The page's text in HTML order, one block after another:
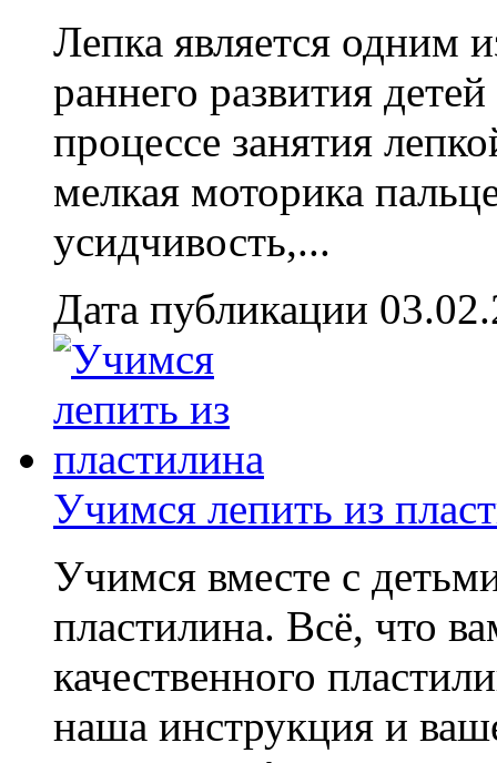
Лепка является одним
раннего развития
процессе занятия
мелкая моторика
усидчивость,...
Дата публикации
Учимся лепить из
Учимся вместе с
пластилина. Всё, что
качественного
наша инструкция и